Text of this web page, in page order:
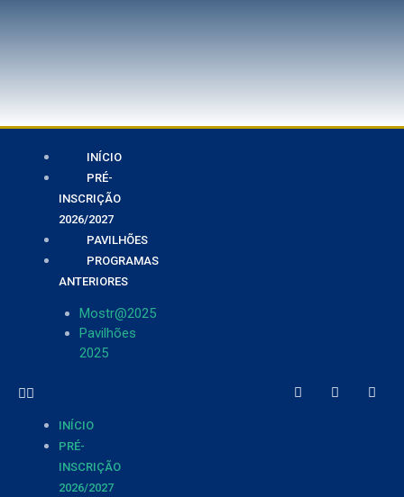
INÍCIO
PRÉ-
INSCRIÇÃO
2026/2027
PAVILHÕES
PROGRAMAS
ANTERIORES
Mostr@2025
Pavilhões
2025
INÍCIO
PRÉ-
INSCRIÇÃO
2026/2027